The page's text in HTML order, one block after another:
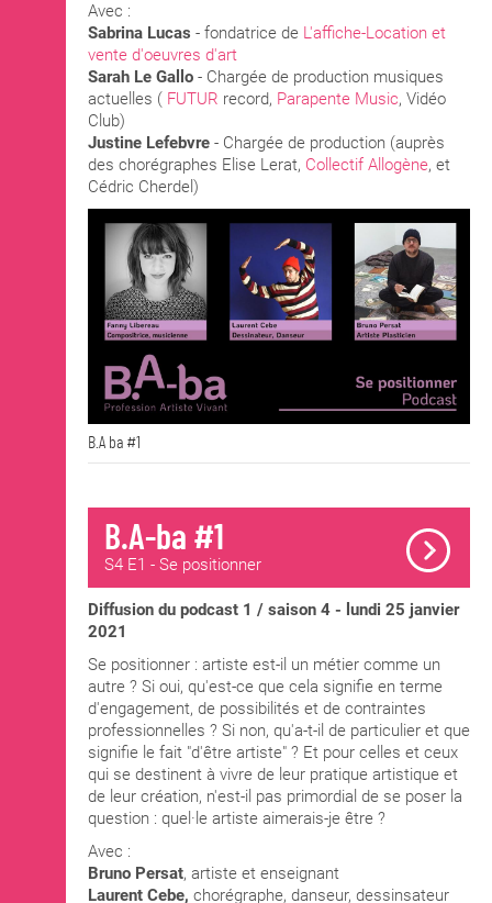
Avec :
Sabrina Lucas - fondatrice de L'affiche-Location et
vente d'oeuvres d'art
Sarah Le Gallo - Chargée de production musiques
actuelles ( FUTUR record, Parapente Music, Vidéo
Club)
Justine Lefebvre - Chargée de production (auprès
des chorégraphes Elise Lerat, Collectif Allogène, et
Cédric Cherdel)
B.A ba #1
B.A-ba #1
S4 E1 - Se positionner
Diffusion du podcast 1 / saison 4 - lundi 25 janvier
2021
Se positionner : artiste est-il un métier comme un
autre ? Si oui, qu'est-ce que cela signifie en terme
d'engagement, de possibilités et de contraintes
professionnelles ? Si non, qu'a-t-il de particulier et que
signifie le fait "d'être artiste" ? Et pour celles et ceux
qui se destinent à vivre de leur pratique artistique et
de leur création, n'est-il pas primordial de se poser la
question : quel·le artiste aimerais-je être ?
Avec :
Bruno Persat, artiste et enseignant
Laurent Cebe, chorégraphe, danseur, dessinsateur